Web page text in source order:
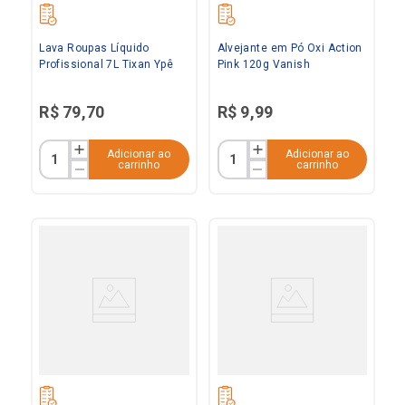
Lava Roupas Líquido
Profissional 7L Tixan Ypê
R$ 79,70
Adicionar ao
carrinho
Alvejante em Pó Oxi Action
Pink 120g Vanish
R$ 9,99
Adicionar ao
carrinho